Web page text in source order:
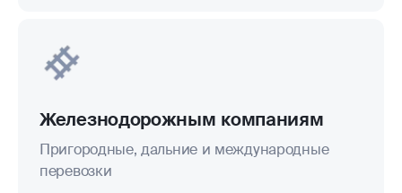
Железнодорожным компаниям
Пригородные, дальние и международные
перевозки